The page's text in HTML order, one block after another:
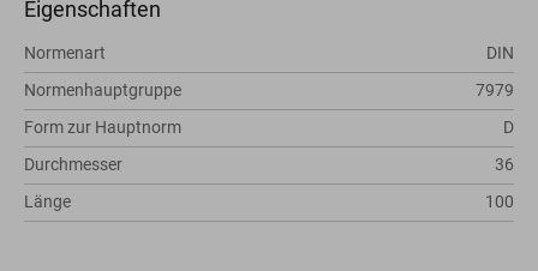
Eigenschaften
Normenart
DIN
Normenhauptgruppe
7979
Form zur Hauptnorm
D
Durchmesser
36
Länge
100